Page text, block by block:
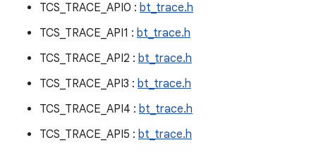
TCS_TRACE_API0 : bt_trace.h
TCS_TRACE_API1 : bt_trace.h
TCS_TRACE_API2 : bt_trace.h
TCS_TRACE_API3 : bt_trace.h
TCS_TRACE_API4 : bt_trace.h
TCS_TRACE_API5 : bt_trace.h